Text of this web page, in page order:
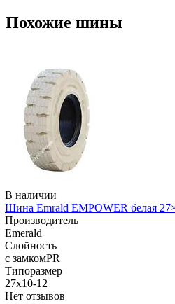
Похожие шины
В наличии
Шина Emrald EMPOWER белая
Производитель
Emerald
Слойность
с замкомPR
Типоразмер
27x10-12
Нет отзывов